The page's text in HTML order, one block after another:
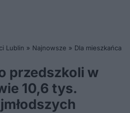
Lublin » Najnowsze » Dla mieszkańca
przedszkoli w
10,6 tys.